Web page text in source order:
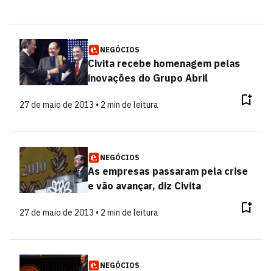
NEGÓCIOS
Civita recebe homenagem pelas
inovações do Grupo Abril
27 de maio de 2013 • 2 min de leitura
NEGÓCIOS
As empresas passaram pela crise
e vão avançar, diz Civita
27 de maio de 2013 • 2 min de leitura
NEGÓCIOS